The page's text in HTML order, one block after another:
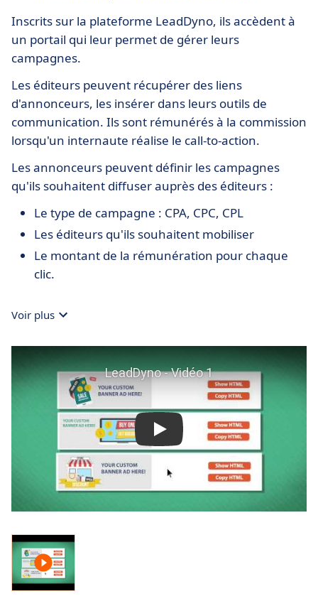
Inscrits sur la plateforme LeadDyno, ils accèdent à
un portail qui leur permet de gérer leurs
campagnes.
Les éditeurs peuvent récupérer des liens
d'annonceurs, les insérer dans leurs outils de
communication. Ils sont rémunérés à la commission
lorsqu'un internaute réalise le call-to-action.
Les annonceurs peuvent définir les campagnes
qu'ils souhaitent diffuser auprès des éditeurs :
Le type de campagne : CPA, CPC, CPL
Les éditeurs qu'ils souhaitent mobiliser
Le montant de la rémunération pour chaque
clic.
Voir plus